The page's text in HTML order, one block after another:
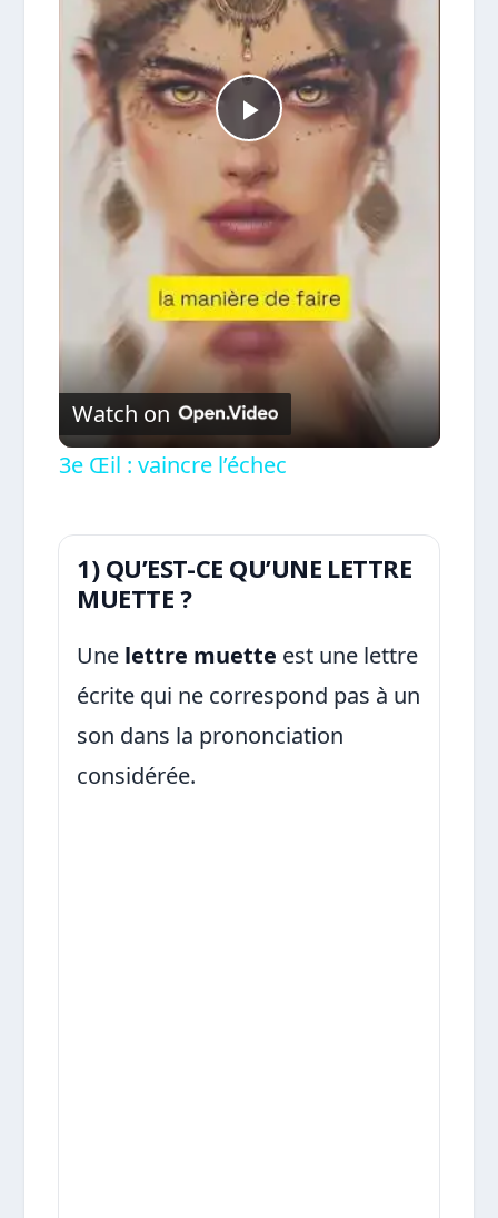
Play
Video
Watch on
3e Œil : vaincre l’échec
1) QU’EST-CE QU’UNE LETTRE
MUETTE ?
Une lettre muette est une lettre
écrite qui ne correspond pas à un
son dans la prononciation
considérée.